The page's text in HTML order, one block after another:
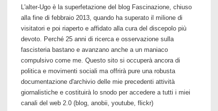
L'alter-Ugo è la superfetazione del blog Fascinazione, chiuso
alla fine di febbraio 2013, quando ha superato il milione di
visitatori e poi riaperto e affidato alla cura del discepolo più
devoto. Perché 25 anni di ricerca e osservazione sulla
fascisteria bastano e avanzano anche a un maniaco
compulsivo come me. Questo sito si occuperà ancora di
politica e movimenti sociali ma offrirà pure una robusta
documentazione d'archivio delle mie precedenti attività
giornalistiche e costituirà lo snodo per accedere a tutti i miei
canali del web 2.0 (blog, anobii, youtube, flickr)